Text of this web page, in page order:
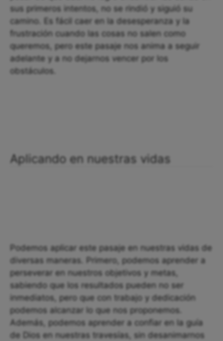
sus primeros intentos, no se rindió y siguió su
camino. Es fácil caer en la desesperanza y la
frustración cuando las cosas no salen como
queremos, pero este pasaje nos anima a seguir
adelante y a no dejarnos vencer por los
obstáculos.
Aplicando en nuestras vidas
Podemos aplicar este pasaje en nuestras vidas de
diversas maneras. Primero, podemos aprender a
perseverar en nuestros objetivos y metas,
sabiendo que los resultados pueden no ser
inmediatos, pero que con trabajo y dedicación
podemos alcanzar lo que nos proponemos.
Además, podemos aprender a confiar en la guía
de Dios en nuestras travesías, sin desanimarnos